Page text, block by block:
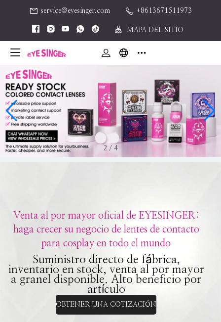
service@eyesinger.com +8613671511973
MAPA DEL SITIO
2 / 4
Venta al por mayor oficial de EYESINGER:
haga crecer su negocio de lentes de contacto
para cosplay en todo el mundo
Suministro directo de fábrica,
inventario en stock, venta al por mayor
a granel disponible. Alto beneficio por
artículo
OBTENER UNA COTIZACIÓN